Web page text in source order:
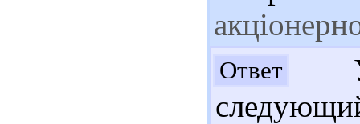
Ответ